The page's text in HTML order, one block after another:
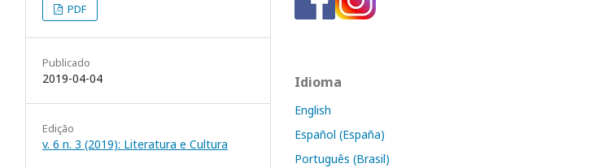
PDF
Publicado
2019-04-04
Edição
v. 6 n. 3 (2019): Literatura e Cultura
Idioma
English
Español (España)
Português (Brasil)